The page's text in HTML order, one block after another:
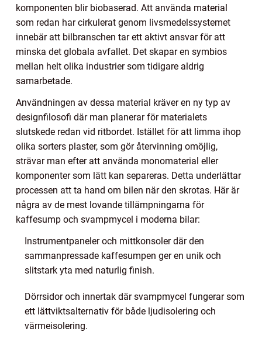
komponenten blir biobaserad. Att använda material
som redan har cirkulerat genom livsmedelssystemet
innebär att bilbranschen tar ett aktivt ansvar för att
minska det globala avfallet. Det skapar en symbios
mellan helt olika industrier som tidigare aldrig
samarbetade.
Användningen av dessa material kräver en ny typ av
designfilosofi där man planerar för materialets
slutskede redan vid ritbordet. Istället för att limma ihop
olika sorters plaster, som gör återvinning omöjlig,
strävar man efter att använda monomaterial eller
komponenter som lätt kan separeras. Detta underlättar
processen att ta hand om bilen när den skrotas. Här är
några av de mest lovande tillämpningarna för
kaffesump och svampmycel i moderna bilar:
Instrumentpaneler och mittkonsoler där den
sammanpressade kaffesumpen ger en unik och
slitstark yta med naturlig finish.
Dörrsidor och innertak där svampmycel fungerar som
ett lättviktsalternativ för både ljudisolering och
värmeisolering.